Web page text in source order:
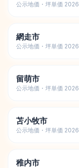
公示地価・坪単価 2026
網走市
公示地価・坪単価 2026
留萌市
公示地価・坪単価 2026
苫小牧市
公示地価・坪単価 2026
稚内市